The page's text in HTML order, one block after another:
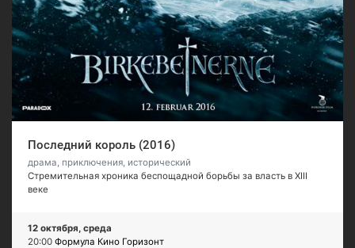
Последний король (2016)
драма, приключения, исторический
Стремительная хроника беспощадной борьбы за власть в XIII
веке
12 октября, среда
20:00 Формула Кино Горизонт